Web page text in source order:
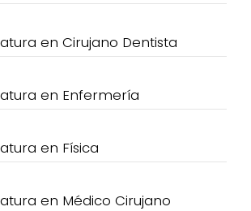
en Cirujano Dentista
en Enfermería
en Física
en Médico Cirujano